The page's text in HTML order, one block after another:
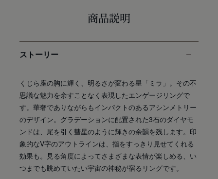
商品説明
ストーリー
くじら座の胸に輝く、明るさが変わる星「ミラ」。その不
思議な魅力を余すことなく表現したエンゲージリングで
す。華奢でありながらもインパクトのあるアシンメトリー
のデザイン。グラデーションに配置された3石のダイヤモ
ンドは、尾を引く彗星のように輝きの余韻を残します。印
象的なV字のアウトラインは、指をすっきり見せてくれる
効果も。見る角度によってさまざまな表情が楽しめる、い
つまでも眺めていたい宇宙の神秘が宿るリングです。